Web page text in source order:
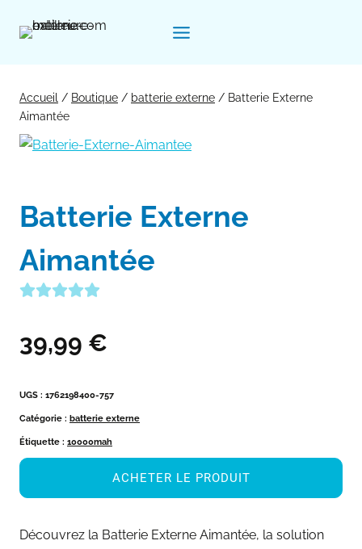
Accueil / Boutique / batterie externe / Batterie Externe
Aimantée
Batterie Externe
Aimantée
39,99 €
UGS : 1762198400-757
Catégorie : batterie externe
Étiquette : 10000mah
ACHETER LE PRODUIT
Découvrez la Batterie Externe Aimantée, la solution